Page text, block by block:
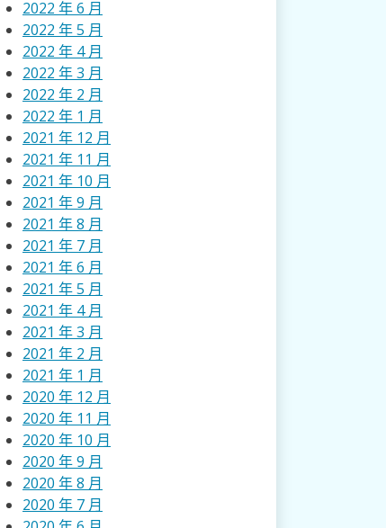
2022 年 6 月
2022 年 5 月
2022 年 4 月
2022 年 3 月
2022 年 2 月
2022 年 1 月
2021 年 12 月
2021 年 11 月
2021 年 10 月
2021 年 9 月
2021 年 8 月
2021 年 7 月
2021 年 6 月
2021 年 5 月
2021 年 4 月
2021 年 3 月
2021 年 2 月
2021 年 1 月
2020 年 12 月
2020 年 11 月
2020 年 10 月
2020 年 9 月
2020 年 8 月
2020 年 7 月